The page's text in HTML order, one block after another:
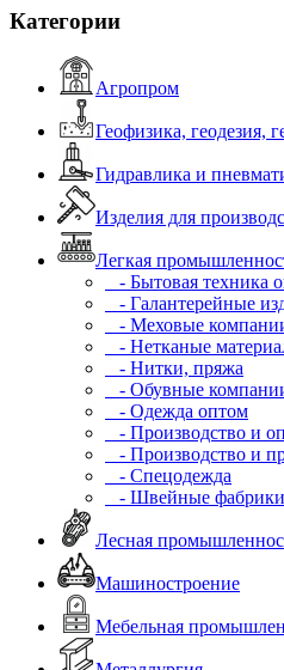
Категории
Агропром
Геофизика, геодезия,
Гидравлика и
Изделия для
Легкая
- Бытовая техника
- Галантерейные
- Меховые
- Нетканые
- Нитки, пряжа
- Обувные
- Одежда оптом
- Производство и
- Производство и
- Спецодежда
- Швейные фабрики
Лесная
Машиностроение
Мебельная